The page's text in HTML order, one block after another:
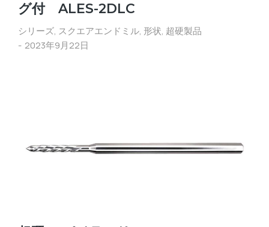
グ付 ALES-2DLC
シリーズ, スクエアエンドミル, 形状, 超硬製品
2023年9月22日